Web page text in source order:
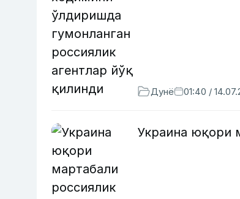
Дунё 01:40 /
Украина юқори